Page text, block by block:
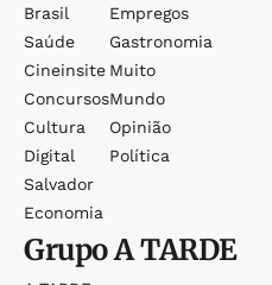
Brasil
Saúde
Cineinsite
Concursos
Cultura
Digital
Salvador
Economia
Empregos
Gastronomia
Muito
Mundo
Opinião
Política
GrupoA TARDE